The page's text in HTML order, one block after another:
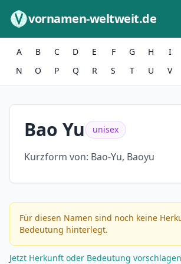
vornamen-weltweit.de
A B C D E F G H I
N
O P Q R S T U V
Bao Yu unisex
Kurzform von: Bao-Yu, Baoyu
Für diesen Namen sind noch keine
Bedeutung hinterlegt.
Jetzt Herkunft oder Bedeutung